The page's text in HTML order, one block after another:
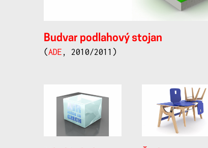
Budvar podlahový stojan
(ADE , 2010/2011)